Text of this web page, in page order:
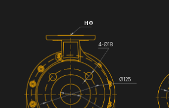
НФ
4-Ø18
Ø125